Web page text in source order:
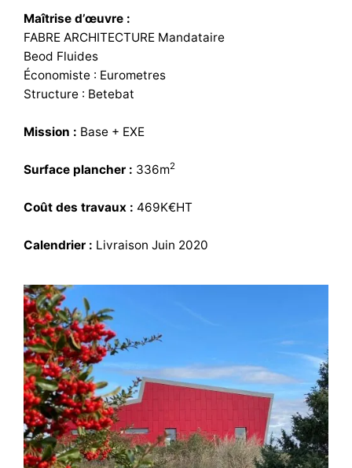
Maîtrise d’œuvre :
FABRE ARCHITECTURE Mandataire
Beod Fluides
Économiste : Eurometres
Structure : Betebat
Mission : Base + EXE
Surface plancher : 336m2
Coût des travaux : 469K€HT
Calendrier : Livraison Juin 2020